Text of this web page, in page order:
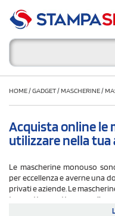
HOME/GADGET/MASCHERINE/
Acquista online le
utilizzare nella tua
Le mascherine monouso
per eccellenza e averne una
privati e aziende. Le
trasmettono attraverso il
trovare anche le